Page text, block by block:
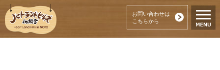
お問い合わせは
こちらから